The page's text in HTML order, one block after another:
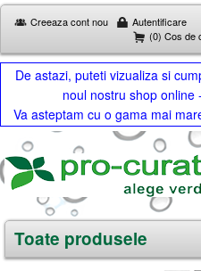
Creeaza cont nou
Autentificare
(0) Cos de
De astazi, puteti vizualiza si
noul nostru shop online -
Va asteptam cu o gama mai
Toate produsele